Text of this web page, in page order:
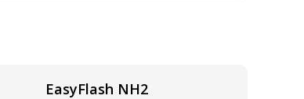
EasyFlash NH2